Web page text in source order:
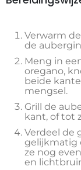
Verwarm
de
Meng in
oregano,
beide
mengsel.
Grill de
kant, of tot
Verdeel de
gelijkmatig
ze nog
en